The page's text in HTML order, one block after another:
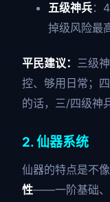
五级神兵：
掉级风险最
平民建议： 三级
控、够用日常；
的话，三/四级神
2. 仙器系统
仙器的特点是不
性——一阶基础、